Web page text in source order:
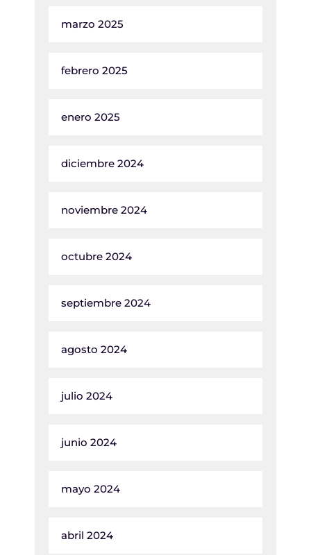
marzo 2025
febrero 2025
enero 2025
diciembre 2024
noviembre 2024
octubre 2024
septiembre 2024
agosto 2024
julio 2024
junio 2024
mayo 2024
abril 2024